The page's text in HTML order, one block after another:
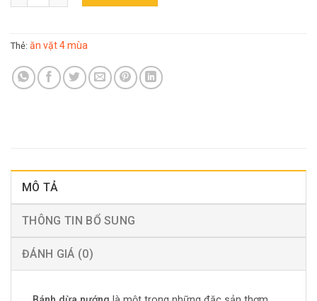
Thẻ: ăn vặt 4 mùa
MÔ TẢ
THÔNG TIN BỔ SUNG
ĐÁNH GIÁ (0)